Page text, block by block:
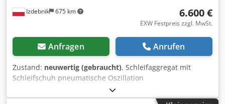
Izdebnik 675 km 6.600 €
EXW Festpreis zzgl. MwSt.
Anfragen Anrufen
Zustand: neuwertig (gebraucht), Schleifaggregat mit
Schleifschuh pneumatische Oszillation
Vorschubgeschwindigkeit einstellbar über Variator: 5–30
m/min maximale Arbeitshöhe: 100 mm minimale